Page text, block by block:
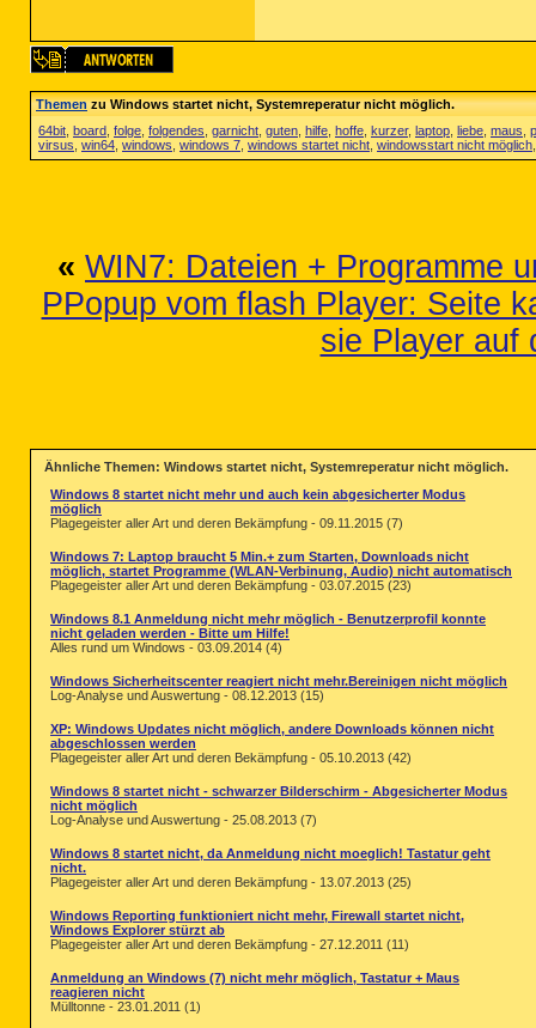
Themenzu Windows startet nicht, Systemreperatur nicht möglich.
64bit board folge folgendes garnicht guten hilfe hoffe kurzer, laptop liebe maus
virsus win64 windows windows 7 windows startet nicht windowsstart nicht möglich
« WIN7: Dateien + Programme
PPopup vom flash Player: Seite
sie Player auf
Ähnliche Themen: Windows startet nicht, Systemreperatur nicht möglich.
Windows 8 startet nicht mehr und auch kein abgesicherter Modus
möglich
Plagegeister aller Art und deren Bekämpfung - 09.11.2015 (7)
Windows 7: Laptop braucht 5 Min.+ zum Starten, Downloads nicht
möglich, startet Programme (WLAN-Verbinung, Audio) nicht automatisch
Plagegeister aller Art und deren Bekämpfung - 03.07.2015 (23)
Windows 8.1 Anmeldung nicht mehr möglich - Benutzerprofil konnte
nicht geladen werden - Bitte um Hilfe!
Alles rund um Windows - 03.09.2014 (4)
Windows Sicherheitscenter reagiert nicht mehr.Bereinigen nicht möglich
Log-Analyse und Auswertung - 08.12.2013 (15)
XP: Windows Updates nicht möglich, andere Downloads können nicht
abgeschlossen werden
Plagegeister aller Art und deren Bekämpfung - 05.10.2013 (42)
Windows 8 startet nicht - schwarzer Bilderschirm - Abgesicherter Modus
nicht möglich
Log-Analyse und Auswertung - 25.08.2013 (7)
Windows 8 startet nicht, da Anmeldung nicht moeglich! Tastatur geht
nicht.
Plagegeister aller Art und deren Bekämpfung - 13.07.2013 (25)
Windows Reporting funktioniert nicht mehr, Firewall startet nicht,
Windows Explorer stürzt ab
Plagegeister aller Art und deren Bekämpfung - 27.12.2011 (11)
Anmeldung an Windows (7) nicht mehr möglich, Tastatur + Maus
reagieren nicht
Mülltonne - 23.01.2011 (1)